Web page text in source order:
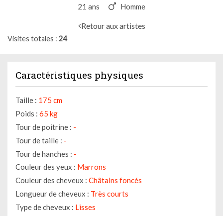
21 ans Homme
Retour aux artistes
Visites totales 24
Caractéristiques physiques
Taille : 175 cm
Poids : 65 kg
Tour de poitrine : -
Tour de taille : -
Tour de hanches : -
Couleur des yeux : Marrons
Couleur des cheveux : Châtains foncés
Longueur de cheveux : Très courts
Type de cheveux : Lisses